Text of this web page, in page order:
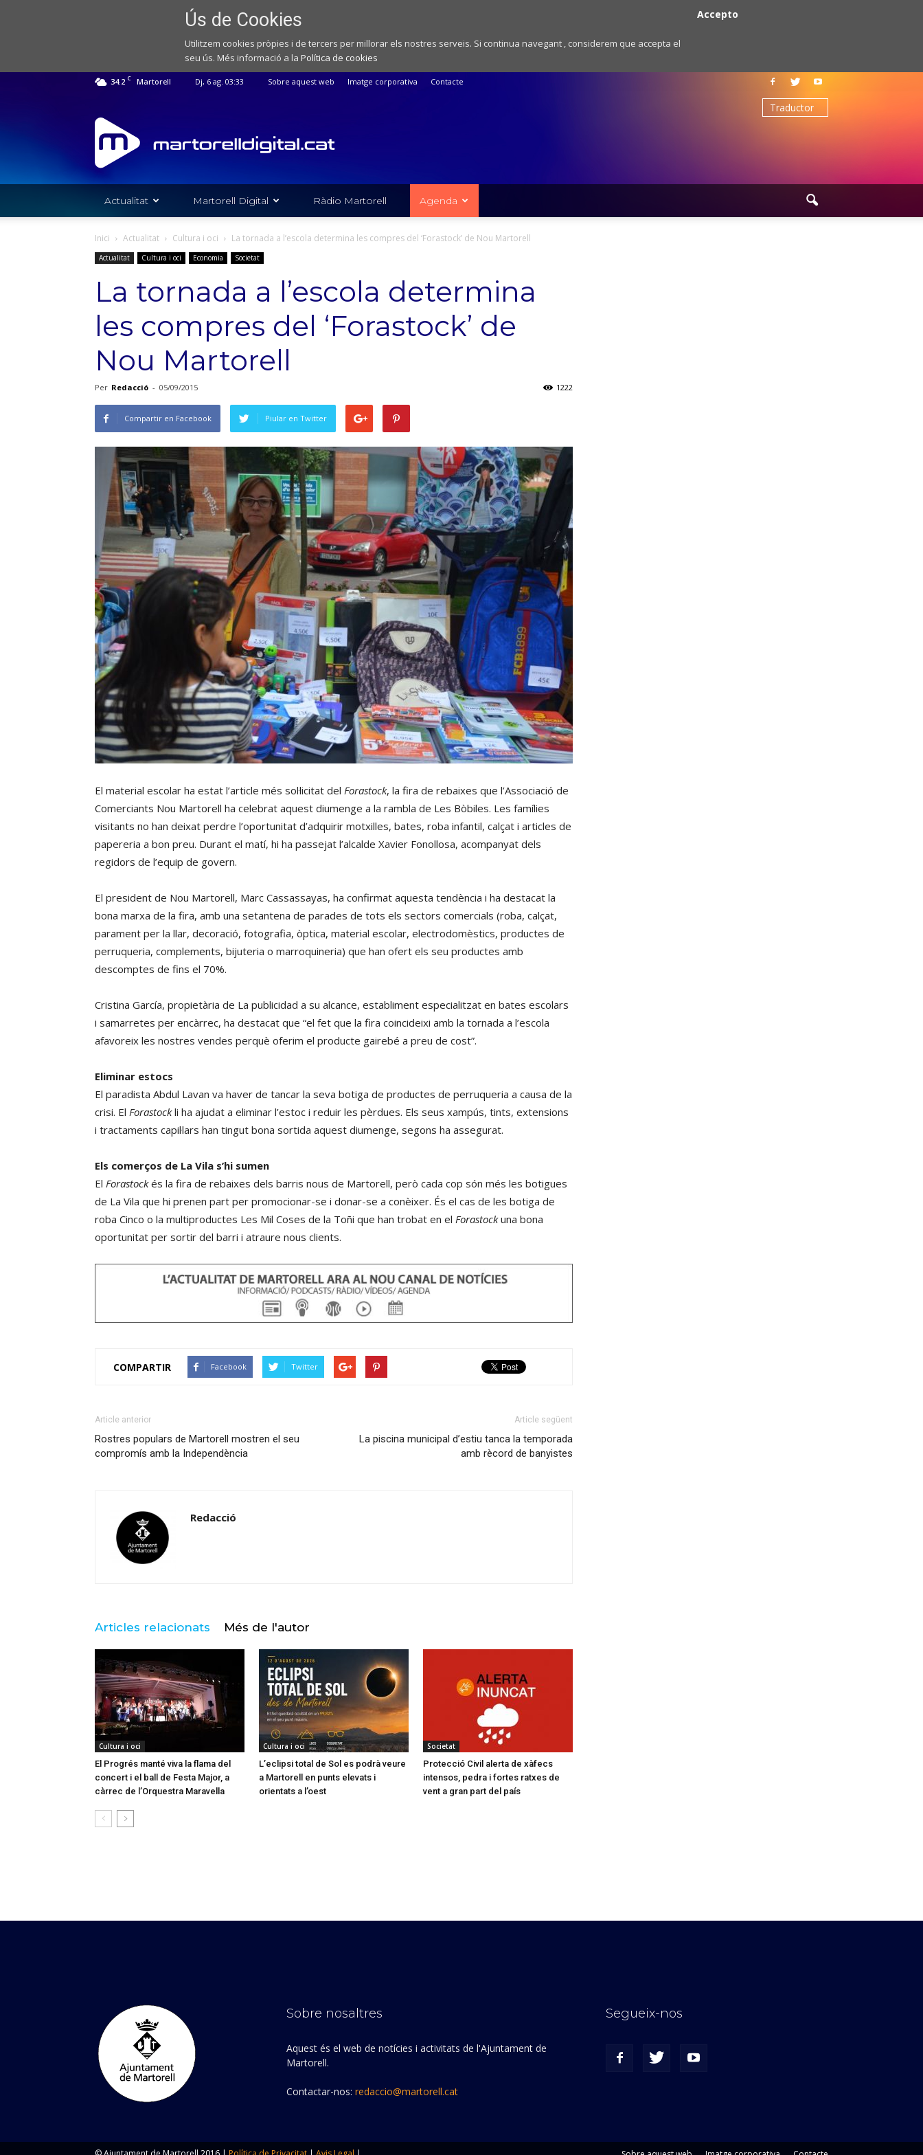
Ús de Cookies
Utilitzem cookies pròpies i de tercers per millorar els nostres serveis. Si continua navegant , considerem que accepta el
seu ús. Més informació a la Política de cookies
Accepto
34.2 C Martorell Dj, 6 ag. 03:33 Sobre aquest web Imatge corporativa Contacte
Web
de
notícies
de
l'Ajuntament
Martorell
Actualitat Martorell Digital Ràdio Martorell Agenda
Inici Actualitat Cultura i oci La tornada a l’escola determina les compres del ‘Forastock’ de Nou Martorell
Actualitat Cultura i oci Economia Societat
La tornada a l’escola determina
les compres del ‘Forastock’ de
Nou Martorell
Per Redacció - 05/09/2015 1222
Compartir en Facebook Piular en Twitter
El material escolar ha estat l’article més sol·licitat del Forastock, la fira de rebaixes que l’Associació de
Comerciants Nou Martorell ha celebrat aquest diumenge a la rambla de Les Bòbiles. Les famílies
visitants no han deixat perdre l’oportunitat d’adquirir motxilles, bates, roba infantil, calçat i articles de
papereria a bon preu. Durant el matí, hi ha passejat l’alcalde Xavier Fonollosa, acompanyat dels
regidors de l’equip de govern.
El president de Nou Martorell, Marc Cassassayas, ha confirmat aquesta tendència i ha destacat la
bona marxa de la fira, amb una setantena de parades de tots els sectors comercials (roba, calçat,
parament per la llar, decoració, fotografia, òptica, material escolar, electrodomèstics, productes de
perruqueria, complements, bijuteria o marroquineria) que han ofert els seu productes amb
descomptes de fins el 70%.
Cristina García, propietària de La publicidad a su alcance, establiment especialitzat en bates escolars
i samarretes per encàrrec, ha destacat que “el fet que la fira coincideixi amb la tornada a l’escola
afavoreix les nostres vendes perquè oferim el producte gairebé a preu de cost”.
Eliminar estocs
El paradista Abdul Lavan va haver de tancar la seva botiga de productes de perruqueria a causa de la
crisi. El Forastockli ha ajudat a eliminar l’estoc i reduir les pèrdues. Els seus xampús, tints, extensions
i tractaments capil·lars han tingut bona sortida aquest diumenge, segons ha assegurat.
Els comerços de La Vila s’hi sumen
El Forastockés la fira de rebaixes dels barris nous de Martorell, però cada cop són més les botigues
de La Vila que hi prenen part per promocionar-se i donar-se a conèixer. És el cas de les botiga de
roba Cinco o la multiproductes Les Mil Coses de la Toñi que han trobat en el Forastockuna bona
oportunitat per sortir del barri i atraure nous clients.
COMPARTIR Facebook Twitter
Article anterior
Rostres populars de Martorell mostren el seu
compromís amb la Independència
Article següent
La piscina municipal d’estiu tanca la temporada
amb rècord de banyistes
Redacció
Articles relacionats Més de l'autor
Cultura i oci
El Progrés manté viva la flama del
concert i el ball de Festa Major, a
càrrec de l’Orquestra Maravella
Cultura i oci
L’eclipsi total de Sol es podrà veure
a Martorell en punts elevats i
orientats a l’oest
Societat
Protecció Civil alerta de xàfecs
intensos, pedra i fortes ratxes de
vent a gran part del país
Sobre nosaltres
Aquest és el web de notícies i activitats de l'Ajuntament de
Martorell.
Contactar-nos: redaccio@martorell.cat
Segueix-nos